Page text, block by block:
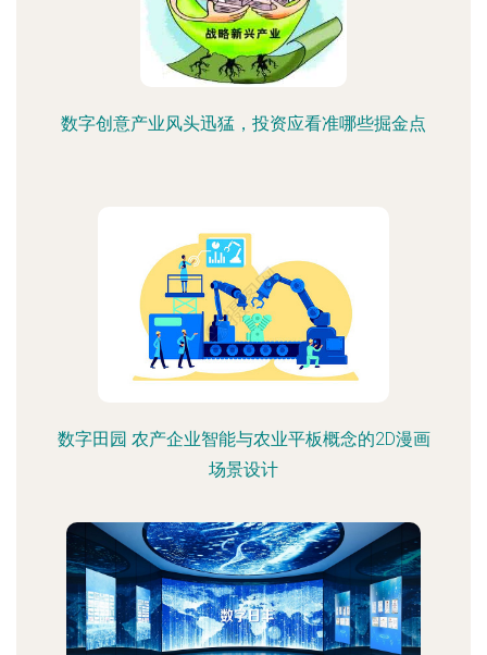
数字创意产业风头迅猛，投资应看准哪些掘金点
数字田园 农产企业智能与农业平板概念的2D漫画
场景设计